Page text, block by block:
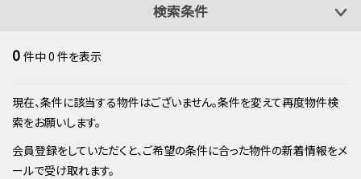
検索条件
0 件中0 件を表示
現在、条件に該当する物件はございません。条件を変えて再度物件検
索をお願いします。
会員登録をしていただくと、ご希望の条件に合った物件の新着情報をメ
ールで受け取れます。